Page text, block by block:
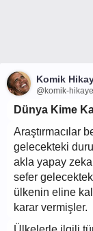
Komik
@komik-
Dünya Kime
Araştırmacılar
gelecekteki
akla yapay zeka
sefer
ülkenin eline
karar vermişler.